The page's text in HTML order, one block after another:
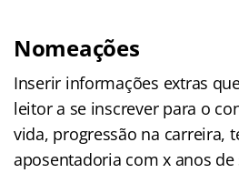
Nomeações
Inserir informações extras
leitor a se inscrever para o
vida, progressão na carreira,
aposentadoria com x anos